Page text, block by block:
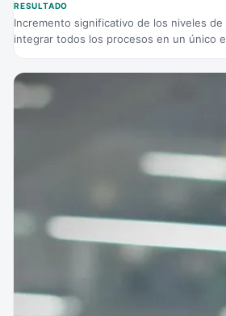
RESULTADO
Incremento significativo de los niveles de
integrar todos los procesos en un único